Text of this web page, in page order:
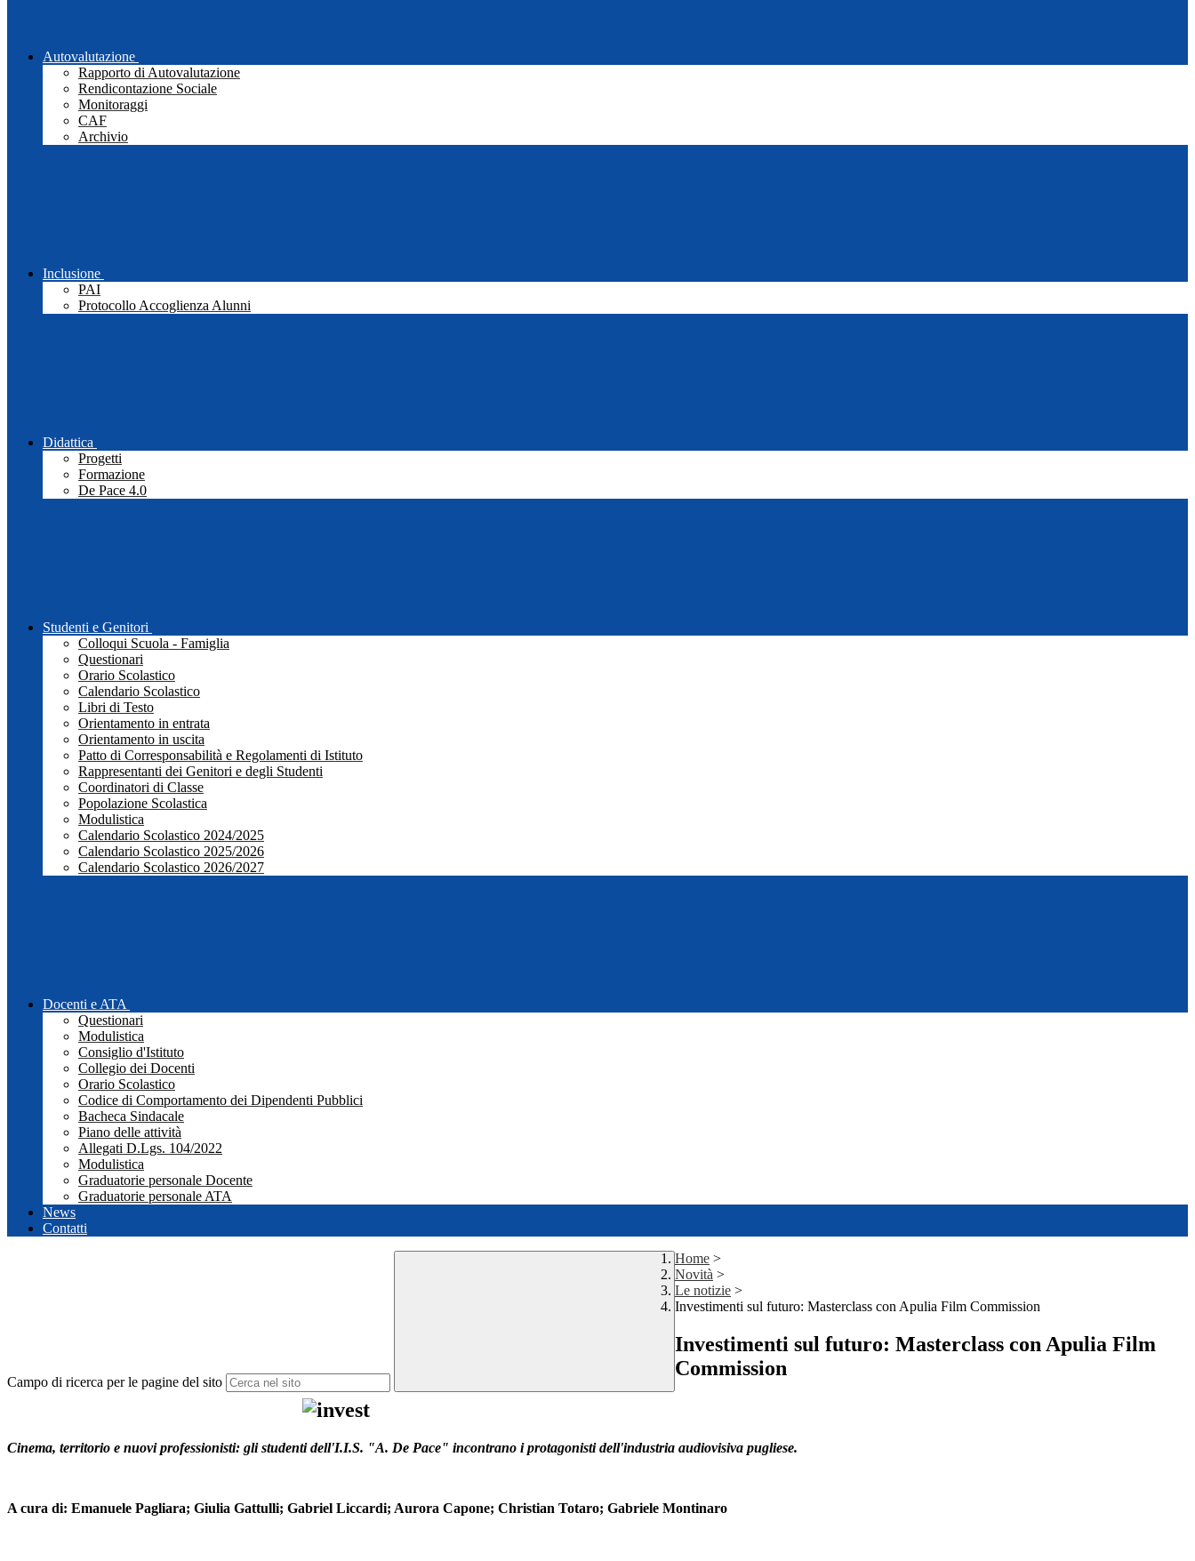
Autovalutazione
Rapporto di Autovalutazione
Rendicontazione Sociale
Monitoraggi
CAF
Archivio
Inclusione
PAI
Protocollo Accoglienza Alunni
Didattica
Progetti
Formazione
De Pace 4.0
Studenti e Genitori
Colloqui Scuola - Famiglia
Questionari
Orario Scolastico
Calendario Scolastico
Libri di Testo
Orientamento in entrata
Orientamento in uscita
Patto di Corresponsabilità e Regolamenti di Istituto
Rappresentanti dei Genitori e degli Studenti
Coordinatori di Classe
Popolazione Scolastica
Modulistica
Calendario Scolastico 2024/2025
Calendario Scolastico 2025/2026
Calendario Scolastico 2026/2027
Docenti e ATA
Questionari
Modulistica
Consiglio d'Istituto
Collegio dei Docenti
Orario Scolastico
Codice di Comportamento dei Dipendenti Pubblici
Bacheca Sindacale
Piano delle attività
Allegati D.Lgs. 104/2022
Modulistica
Graduatorie personale Docente
Graduatorie personale ATA
News
Contatti
Campo di ricerca per le pagine del sito
Home >
Novità >
Le notizie >
Investimenti sul futuro: Masterclass con Apulia Film Commission
Investimenti sul futuro: Masterclass con Apulia Film
Commission
​Cinema, territorio e nuovi professionisti: gli studenti dell'I.I.S. "A. De Pace" incontrano i protagonisti dell'industria audiovisiva pugliese.
A cura di: Emanuele Pagliara; Giulia Gattulli; Gabriel Liccardi; Aurora Capone; Christian Totaro; Gabriele Montinaro